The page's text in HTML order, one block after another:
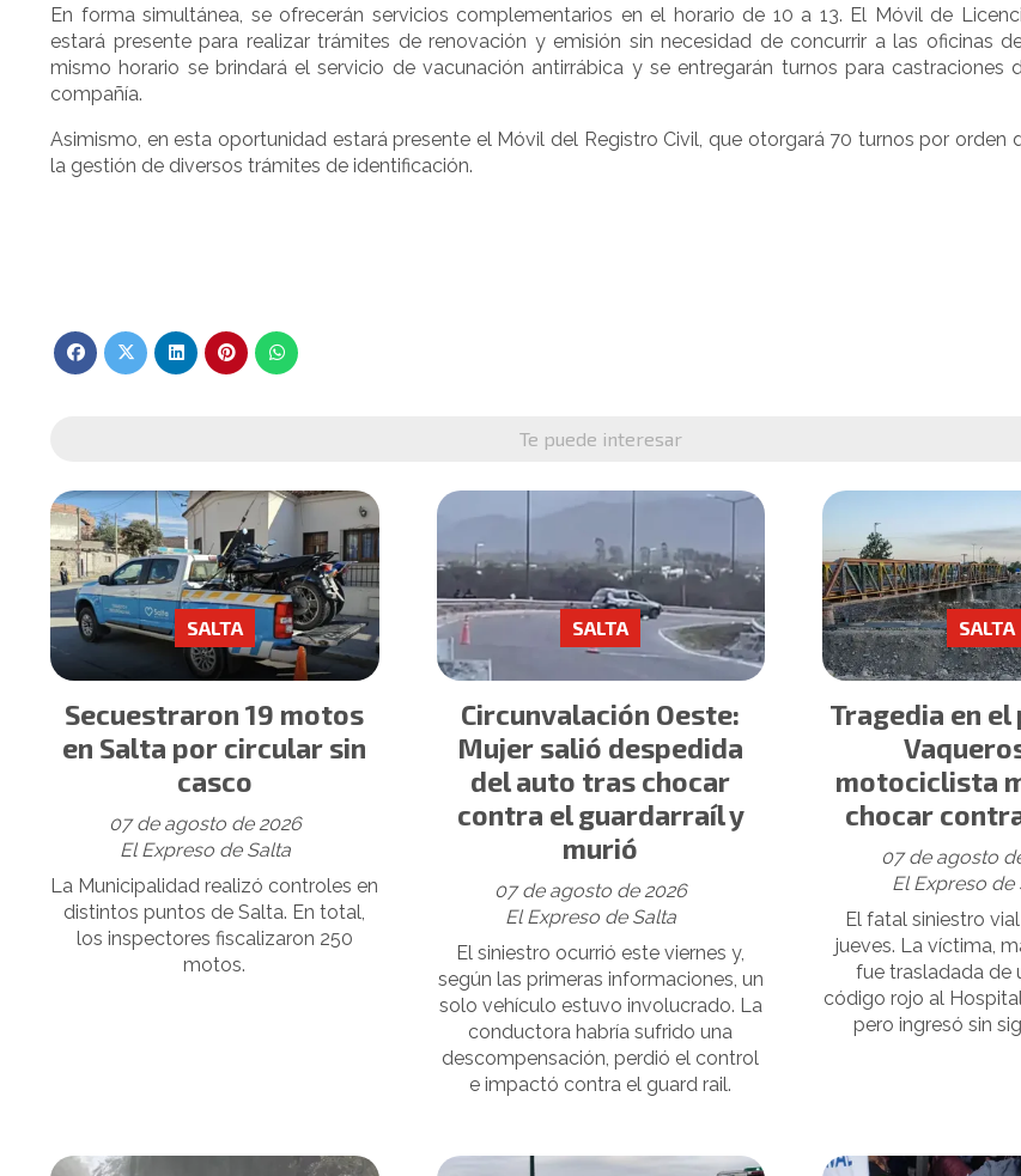
En forma simultánea, se ofrecerán servicios complementarios en el horario de 10 a 13. El Móvil de
estará presente para realizar trámites de renovación y emisión sin necesidad de concurrir a las oficinas
mismo horario se brindará el servicio de vacunación antirrábica y se entregarán turnos para castraciones
compañía.
Asimismo, en esta oportunidad estará presente el Móvil del Registro Civil, que otorgará 70 turnos por orden
la gestión de diversos trámites de identificación.
Te puede interesar
Secuestraron 19 motos
en Salta por circular sin
casco
El Expreso de Salta
SALTA
07 de agosto de 2026
La Municipalidad realizó controles en
distintos puntos de Salta. En total,
los inspectores fiscalizaron 250
motos.
Circunvalación Oeste:
Mujer salió despedida
del auto tras chocar
contra el guardarraíl y
murió
El Expreso de Salta
SALTA
07 de agosto de 2026
El siniestro ocurrió este viernes y,
según las primeras informaciones, un
solo vehículo estuvo involucrado. La
conductora habría sufrido una
descompensación, perdió el control
e impactó contra el guard rail.
Tragedia en el
motociclista
chocar
El Expreso de
SALTA
07 de agosto
El fatal siniestro
jueves. La víctima,
fue trasladada de
código rojo al
pero ingresó sin